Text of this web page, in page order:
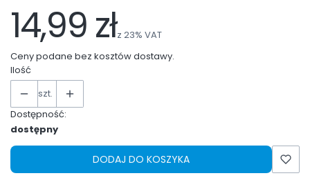
14,99 złz 23% VAT
Ceny podane bez kosztów dostawy.
Ilość
szt.
Dostępność:
dostępny
DODAJ DO KOSZYKA